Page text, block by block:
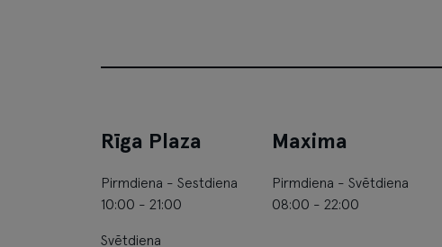
Rīga Plaza
Pirmdiena - Sestdiena
10:00 - 21:00
Svētdiena
Maxima
Pirmdiena - Svētdiena
08:00 - 22:00